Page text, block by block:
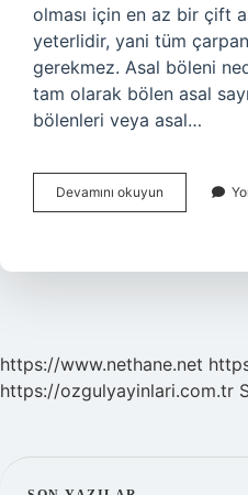
olması için en az bir çift
yeterlidir, yani tüm
gerekmez. Asal böleni
tam olarak bölen asal
bölenleri veya asal…
Devamını okuyun
Iki
Sayılara
https://www.nethane.net
https://ozgulyayinlari.com.tr